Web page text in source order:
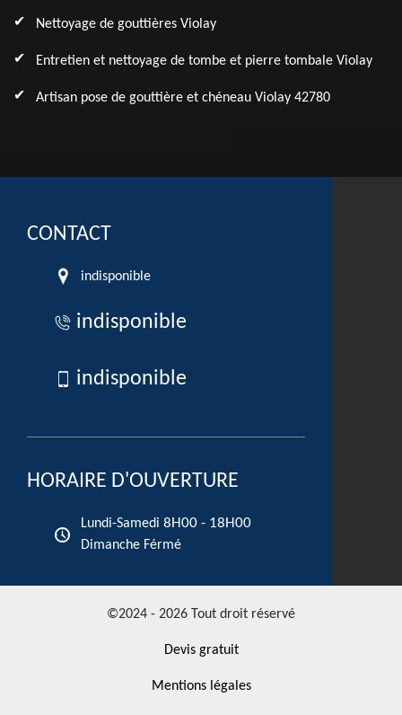
Nettoyage de gouttières Violay
Entretien et nettoyage de tombe et pierre tombale Violay
Artisan pose de gouttière et chéneau Violay 42780
CONTACT
indisponible
indisponible
indisponible
HORAIRE D'OUVERTURE
Lundi-Samedi 8H00 - 18H00
Dimanche Férmé
©2024 - 2026 Tout droit réservé
Devis gratuit
Mentions légales